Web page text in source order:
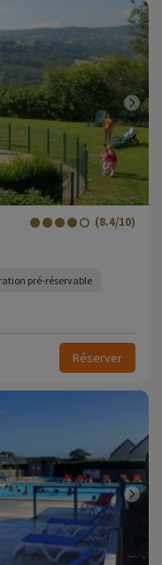
(8.4/10)
pré-réservable
Réserver